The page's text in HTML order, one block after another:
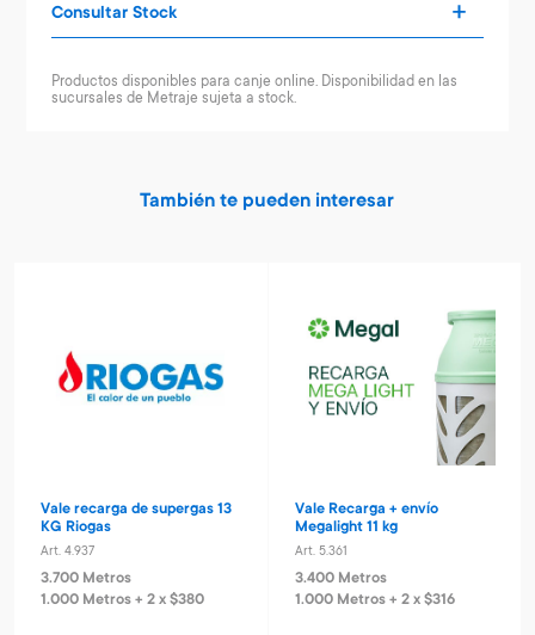
Consultar Stock
Productos disponibles para canje online. Disponibilidad en las
sucursales de Metraje sujeta a stock.
También te pueden interesar
Vale recarga de supergas 13
KG Riogas
Art. 4.937
3.700 Metros
1.000 Metros + 2 x $380
Vale Recarga + envío
Megalight 11 kg
Art. 5.361
3.400 Metros
1.000 Metros + 2 x $316